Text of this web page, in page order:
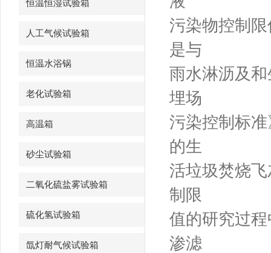
恒温恒湿试验箱
人工气候试验箱
恒温水浴锅
老化试验箱
高温箱
砂尘试验箱
二氧化硫盐雾试验箱
硫化氢试验箱
氙灯耐气候试验箱
污染物控制
是与
雨水淋沥及
埋场
污染控制标
的生
活垃圾焚烧
制限
值的研究过
渗滤